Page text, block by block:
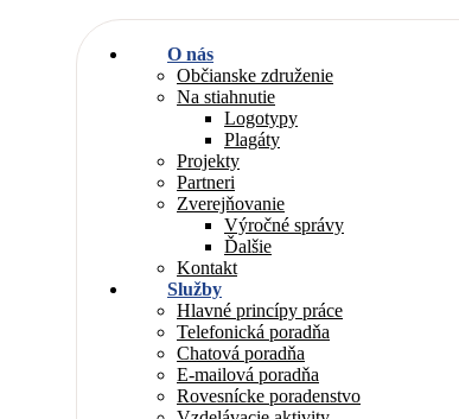
O nás
Občianske združenie
Na stiahnutie
Logotypy
Plagáty
Projekty
Partneri
Zverejňovanie
Výročné správy
Ďalšie
Kontakt
Služby
Hlavné princípy práce
Telefonická poradňa
Chatová poradňa
E-mailová poradňa
Rovesnícke poradenstvo